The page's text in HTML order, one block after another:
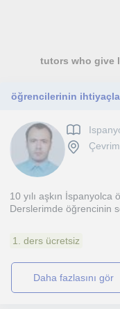
tutors who give
10 yılı aşkın
Derslerimde öğrencinin
1. ders ücretsiz
daha fazlasını gör